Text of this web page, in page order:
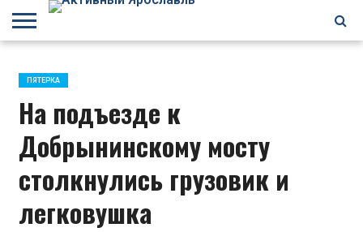
ЗАВОЛГА
КИРОВСКИЙ
НЕФТЕСТРОЙ
ПЕРЕКОП
ПЯТЕРКА
ФРУНЗЕНСКИЙ
ПРОЧЕЕ
ПЯТЕРКА
На подъезде к
Добрынинскому мосту
столкнулись грузовик и
легковушка